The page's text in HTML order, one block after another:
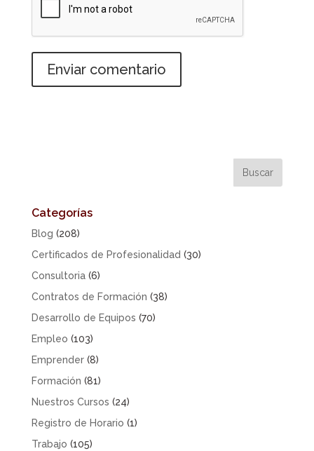
Categorías
Blog (208)
Certificados de Profesionalidad (30)
Consultoria(6)
Contratos de Formación (38)
Desarrollo de Equipos (70)
Empleo (103)
Emprender(8)
Formación (81)
Nuestros Cursos (24)
Registro de Horario (1)
Trabajo (105)